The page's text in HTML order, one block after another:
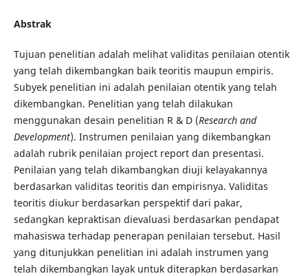
Abstrak
Tujuan penelitian adalah melihat validitas penilaian otentik
yang telah dikembangkan baik teoritis maupun empiris.
Subyek penelitian ini adalah penilaian otentik yang telah
dikembangkan. Penelitian yang telah dilakukan
menggunakan desain penelitian R & D (Research and
Development). Instrumen penilaian yang dikembangkan
adalah rubrik penilaian project report dan presentasi.
Penilaian yang telah dikambangkan diuji kelayakannya
berdasarkan validitas teoritis dan empirisnya. Validitas
teoritis diukur berdasarkan perspektif dari pakar,
sedangkan kepraktisan dievaluasi berdasarkan pendapat
mahasiswa terhadap penerapan penilaian tersebut. Hasil
yang ditunjukkan penelitian ini adalah instrumen yang
telah dikembangkan layak untuk diterapkan berdasarkan